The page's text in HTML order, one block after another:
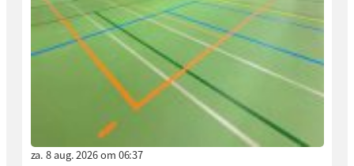
za. 8 aug. 2026 om 06:37